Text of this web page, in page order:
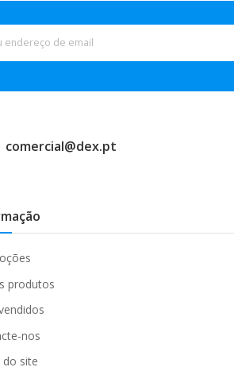
comercial@dex.pt
produtos
nos
do site